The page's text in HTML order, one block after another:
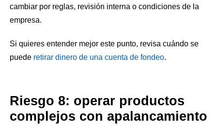
cambiar por reglas, revisión interna o condiciones de la
empresa.
Si quieres entender mejor este punto, revisa cuándo se
puede retirar dinero de una cuenta de fondeo.
Riesgo 8: operar productos
complejos con apalancamiento